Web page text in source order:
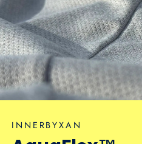
INNERBYXAN